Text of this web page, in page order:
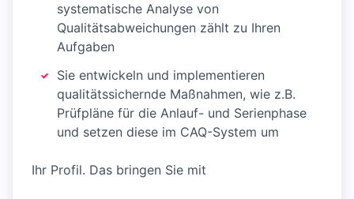
systematische Analyse von
Qualitätsabweichungen zählt zu Ihren
Aufgaben
Sie entwickeln und implementieren
qualitätssichernde Maßnahmen, wie z.B.
Prüfpläne für die Anlauf- und Serienphase
und setzen diese im CAQ-System um
Ihr Profil. Das bringen Sie mit